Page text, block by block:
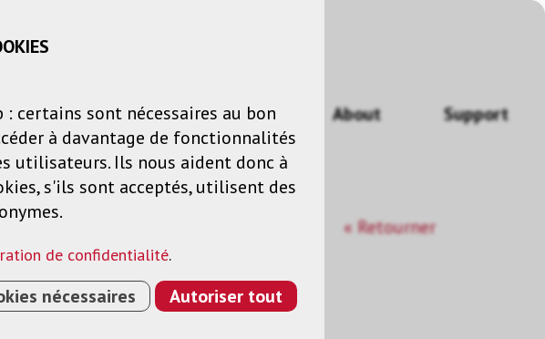
Services Actualités About Support
« Retourner
certains sont nécessaires au bon
à davantage de fonctionnalités
utilisateurs. Ils nous aident donc à
s'ils sont acceptés, utilisent des
de confidentialité.
nécessaires Autoriser tout